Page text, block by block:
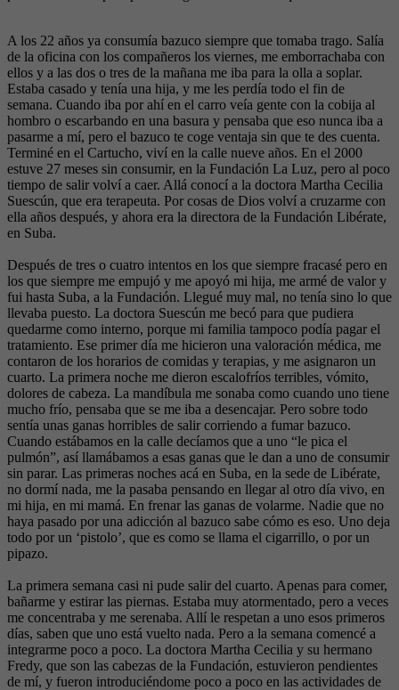
A los 22 años ya consumía bazuco siempre que tomaba trago. Salía
de la oficina con los compañeros los viernes, me emborrachaba con
ellos y a las dos o tres de la mañana me iba para la olla a soplar.
Estaba casado y tenía una hija, y me les perdía todo el fin de
semana. Cuando iba por ahí en el carro veía gente con la cobija al
hombro o escarbando en una basura y pensaba que eso nunca iba a
pasarme a mí, pero el bazuco te coge ventaja sin que te des cuenta.
Terminé en el Cartucho, viví en la calle nueve años. En el 2000
estuve 27 meses sin consumir, en la Fundación La Luz, pero al poco
tiempo de salir volví a caer. Allá conocí a la doctora Martha Cecilia
Suescún, que era terapeuta. Por cosas de Dios volví a cruzarme con
ella años después, y ahora era la directora de la Fundación Libérate,
en Suba.
Después de tres o cuatro intentos en los que siempre fracasé pero en
los que siempre me empujó y me apoyó mi hija, me armé de valor y
fui hasta Suba, a la Fundación. Llegué muy mal, no tenía sino lo que
llevaba puesto. La doctora Suescún me becó para que pudiera
quedarme como interno, porque mi familia tampoco podía pagar el
tratamiento. Ese primer día me hicieron una valoración médica, me
contaron de los horarios de comidas y terapias, y me asignaron un
cuarto. La primera noche me dieron escalofríos terribles, vómito,
dolores de cabeza. La mandíbula me sonaba como cuando uno tiene
mucho frío, pensaba que se me iba a desencajar. Pero sobre todo
sentía unas ganas horribles de salir corriendo a fumar bazuco.
Cuando estábamos en la calle decíamos que a uno “le pica el
pulmón”, así llamábamos a esas ganas que le dan a uno de consumir
sin parar. Las primeras noches acá en Suba, en la sede de Libérate,
no dormí nada, me la pasaba pensando en llegar al otro día vivo, en
mi hija, en mi mamá. En frenar las ganas de volarme. Nadie que no
haya pasado por una adicción al bazuco sabe cómo es eso. Uno deja
todo por un ‘pistolo’, que es como se llama el cigarrillo, o por un
pipazo.
La primera semana casi ni pude salir del cuarto. Apenas para comer,
bañarme y estirar las piernas. Estaba muy atormentado, pero a veces
me concentraba y me serenaba. Allí le respetan a uno esos primeros
días, saben que uno está vuelto nada. Pero a la semana comencé a
integrarme poco a poco. La doctora Martha Cecilia y su hermano
Fredy, que son las cabezas de la Fundación, estuvieron pendientes
de mí, y fueron introduciéndome poco a poco en las actividades de